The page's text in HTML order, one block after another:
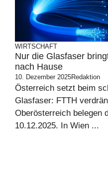
WIRTSCHAFT
Nur die Glasfaser
nach Hause
10. Dezember 2025Redaktion
Österreich setzt beim
Glasfaser: FTTH
Oberösterreich belegen
10.12.2025. In Wien ...